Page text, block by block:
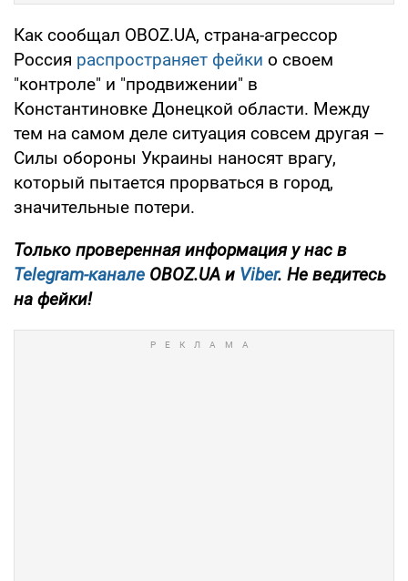
Как сообщал OBOZ.UA, страна-агрессор
Россия распространяет фейки о своем
"контроле" и "продвижении" в
Константиновке Донецкой области. Между
тем на самом деле ситуация совсем другая –
Силы обороны Украины наносят врагу,
который пытается прорваться в город,
значительные потери.
Только проверенная информация у нас в
Telegram-канале OBOZ.UA и Viber. Не ведитесь
на фейки!